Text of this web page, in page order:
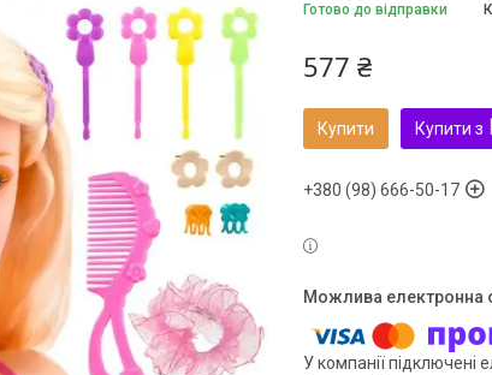
Готово до відправки
577 ₴
Купити Купити з
+380 (98) 666-50-17
У компанії підключені